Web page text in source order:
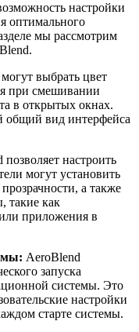
настройки
оптимального
мы рассмотрим
выбрать цвет
при смешивании
в открытых окнах.
общий вид интерфейса
позволяет настроить
могут установить
а также
такие как
приложения в
AeroBlend
запуска
системы. Это
настройки
старте системы.